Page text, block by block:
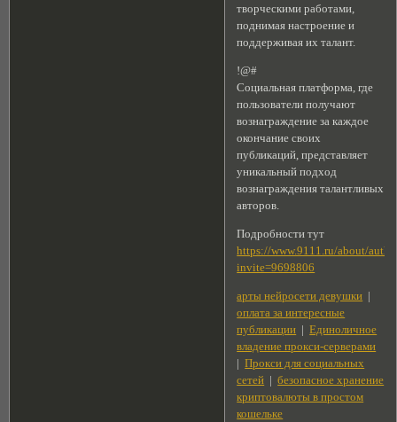
творческими работами,
поднимая настроение и
поддерживая их талант.
!@#
Социальная платформа, где
пользователи получают
вознаграждение за каждое
окончание своих
публикаций, представляет
уникальный подход
вознаграждения талантливых
авторов.
Подробности тут
https://www.9111.ru/about/
invite=9698806
арты нейросети девушки |
оплата за интересные
публикации |Единоличное
владение прокси-серверами
|Прокси для социальных
сетей |безопасное хранение
криптовалюты в простом
кошельке